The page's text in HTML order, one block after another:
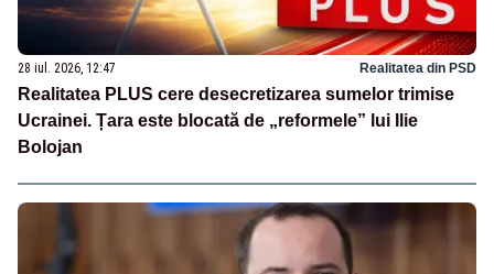
28 iul. 2026, 12:47 Realitatea din PSD
Realitatea PLUS cere desecretizarea sumelor trimise
Ucrainei. Țara este blocată de „reformele” lui Ilie
Bolojan